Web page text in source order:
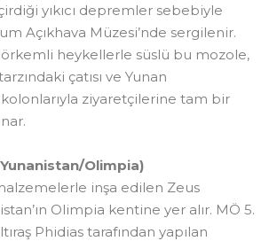
yıkıcı depremler sebebiyle
Açıkhava Müzesi’nde sergilenir.
heykellerle süslü bu mozole,
çatısı ve Yunan
ziyaretçilerine tam bir
Olimpia)
inşa edilen Zeus
Olimpia kentine yer alır. MÖ 5.
Phidias tarafından yapılan